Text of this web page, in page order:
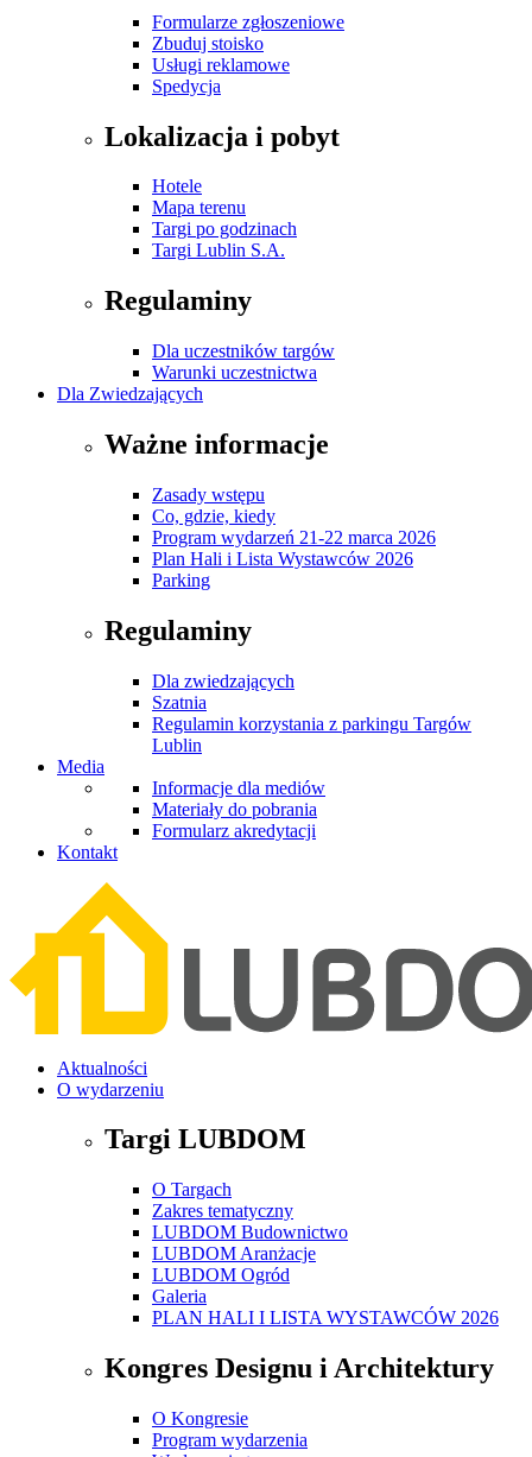
Formularze zgłoszeniowe
Zbuduj stoisko
Usługi reklamowe
Spedycja
Lokalizacja i pobyt
Hotele
Mapa terenu
Targi po godzinach
Targi Lublin S.A.
Regulaminy
Dla uczestników targów
Warunki uczestnictwa
Dla Zwiedzających
Ważne informacje
Zasady wstępu
Co, gdzie, kiedy
Program wydarzeń 21-22 marca 2026
Plan Hali i Lista Wystawców 2026
Parking
Regulaminy
Dla zwiedzających
Szatnia
Regulamin korzystania z parkingu Targów
Lublin
Media
Informacje dla mediów
Materiały do pobrania
Formularz akredytacji
Kontakt
Aktualności
O wydarzeniu
Targi LUBDOM
O Targach
Zakres tematyczny
LUBDOM Budownictwo
LUBDOM Aranżacje
LUBDOM Ogród
Galeria
PLAN HALI I LISTA WYSTAWCÓW 2026
Kongres Designu i Architektury
O Kongresie
Program wydarzenia